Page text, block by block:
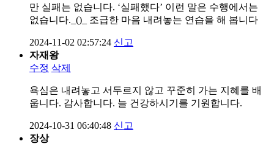
만 실패는 없습니다. ‘실패했다’ 이런 말은 수행에서는
없습니다._()_ 조급한 마음 내려놓는 연습을 해 봅니다
2024-11-02 02:57:24 신고
자재왕
수정 삭제
욕심은 내려놓고 서두르지 않고 꾸준히 가는 지혜를 배
웁니다. 감사합니다. 늘 건강하시기를 기원합니다.
2024-10-31 06:40:48 신고
장상